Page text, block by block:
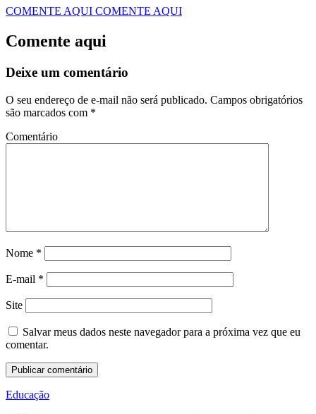
COMENTE AQUI COMENTE AQUI
Comente aqui
Deixe um comentário
O seu endereço de e-mail não será publicado. Campos obrigatórios
são marcados com *
Comentário
Nome *
E-mail *
Site
Salvar meus dados neste navegador para a próxima vez que eu
comentar.
Educação